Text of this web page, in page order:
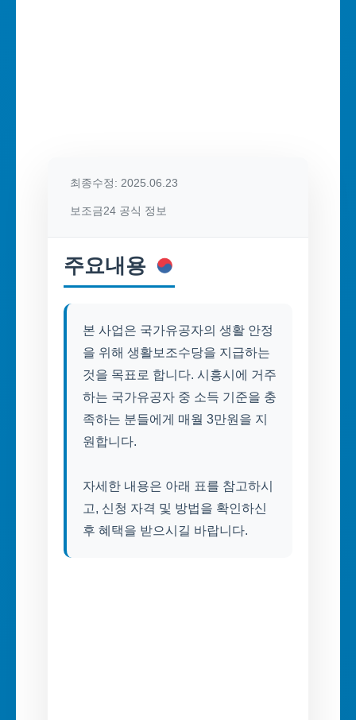
최종수정: 2025.06.23
보조금24 공식 정보
주요내용
본 사업은 국가유공자의 생활 안정
을 위해 생활보조수당을 지급하는
것을 목표로 합니다. 시흥시에 거주
하는 국가유공자 중 소득 기준을 충
족하는 분들에게 매월 3만원을 지
원합니다.
자세한 내용은 아래 표를 참고하시
고, 신청 자격 및 방법을 확인하신
후 혜택을 받으시길 바랍니다.